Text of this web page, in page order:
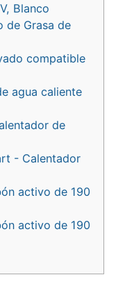
Blanco
de Grasa de
compatible
agua caliente
de
- Calentador
activo de 190
activo de 190